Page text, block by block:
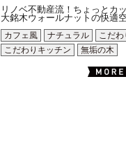
リノベ不動産流！ちょっとカ
大銘木ウォールナットの快適
カフェ風
ナチュラル
こだ
こだわりキッチン
無垢の木